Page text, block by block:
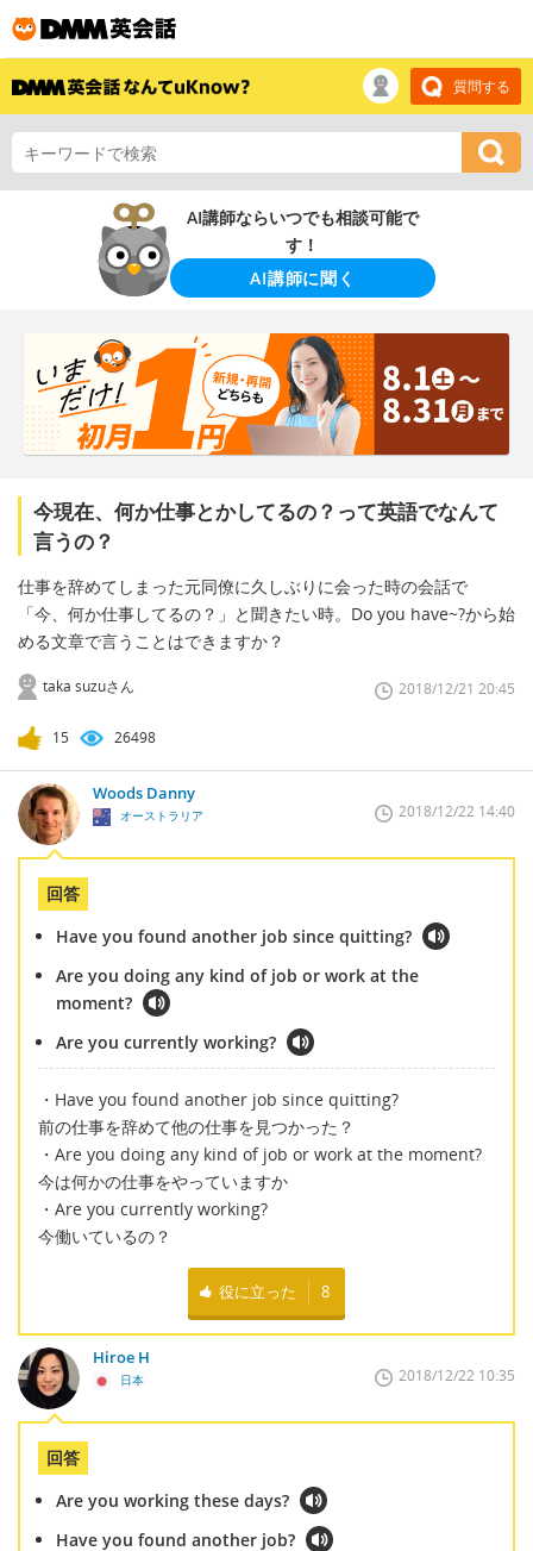
質問する
AI講師ならいつでも相談可能で
す！
AI講師に聞く
今現在、何か仕事とかしてるの？って英語でなんて
言うの？
仕事を辞めてしまった元同僚に久しぶりに会った時の会話で
「今、何か仕事してるの？」と聞きたい時。Do you have~?から始
める文章で言うことはできますか？
taka suzuさん 2018/12/21 20:45
15 26498
Woods Danny
オーストラリア 2018/12/22 14:40
回答
Have you found another job since quitting?
Are you doing any kind of job or work at the
moment?
Are you currently working?
・Have you found another job since quitting?
前の仕事を辞めて他の仕事を見つかった？
・Are you doing any kind of job or work at the moment?
今は何かの仕事をやっていますか
・Are you currently working?
今働いているの？
役に立った 8
Hiroe H
日本 2018/12/22 10:35
回答
Are you working these days?
Have you found another job?